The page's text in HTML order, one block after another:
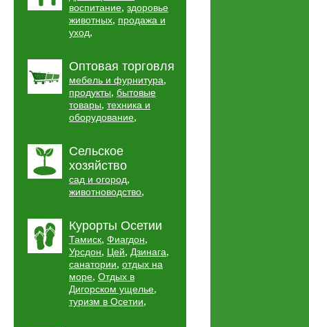
воспитание, здоровье
животных, продажа и
уход,
Оптовая торговля
мебель и фурнитура,
продукты, бытовые
товары, техника и
оборудование,
Сельское
хозяйство
сад и огород,
животноводство,
Курорты Осетии
Тамиск, Фиагдон,
Урсдон, Цей, Дзинага,
санатории, отдых на
море, Отдых в
Дигорском ущелье,
туризм в Осетии,